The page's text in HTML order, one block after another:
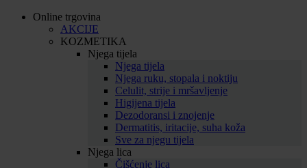
Online trgovina
AKCIJE
KOZMETIKA
Njega tijela
Njega tijela
Njega ruku, stopala i noktiju
Celulit, strije i mršavljenje
Higijena tijela
Dezodoransi i znojenje
Dermatitis, iritacije, suha koža
Sve za njegu tijela
Njega lica
Čišćenje lica